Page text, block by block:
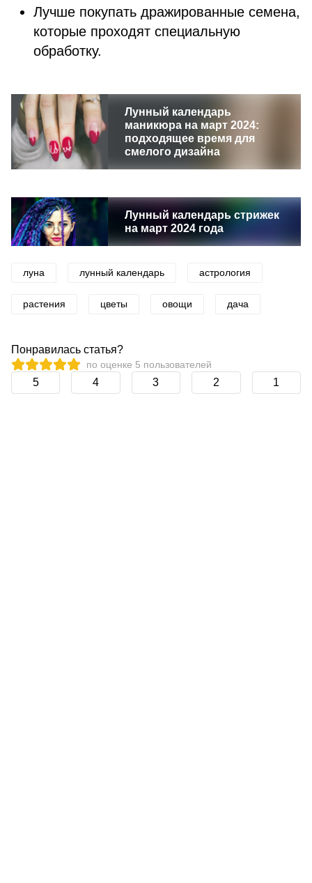
Лучше покупать дражированные семена,
которые проходят специальную
обработку.
Лунный календарь
маникюра на март 2024:
подходящее время для
смелого дизайна
Лунный календарь стрижек
на март 2024 года
луна лунный календарь астрология
растения цветы овощи дача
Понравилась статья?
по оценке 5 пользователей
5 4 3 2 1